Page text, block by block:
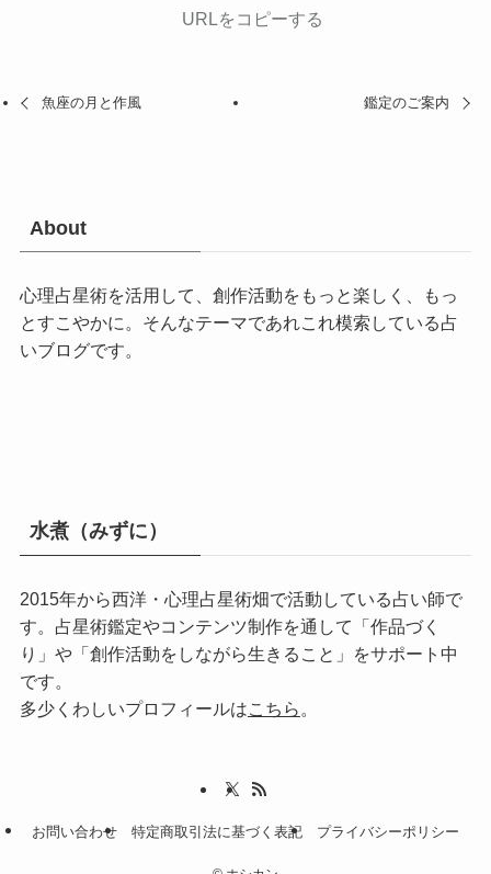
URLをコピーする
魚座の月と作風 鑑定のご案内
About
心理占星術を活用して、創作活動をもっと楽しく、もっ
とすこやかに。そんなテーマであれこれ模索している占
いブログです。
水煮（みずに）
2015年から西洋・心理占星術畑で活動している占い師で
す。占星術鑑定やコンテンツ制作を通して「作品づく
り」や「創作活動をしながら生きること」をサポート中
です。
多少くわしいプロフィールはこちら 。
お問い合わせ 特定商取引法に基づく表記 プライバシーポリシー